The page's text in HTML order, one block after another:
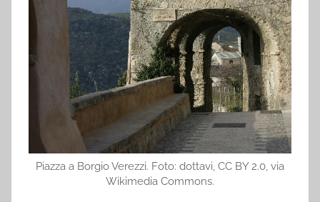
Piazza a Borgio Verezzi. Foto: dottavi, CC BY 2.0, via
Wikimedia Commons.